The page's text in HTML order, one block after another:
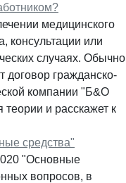
медицинского
консультации или
случаях. Обычно
гражданско-
компании "Б&О
теории и расскажет к
средства"
"Основные
вопросов, в